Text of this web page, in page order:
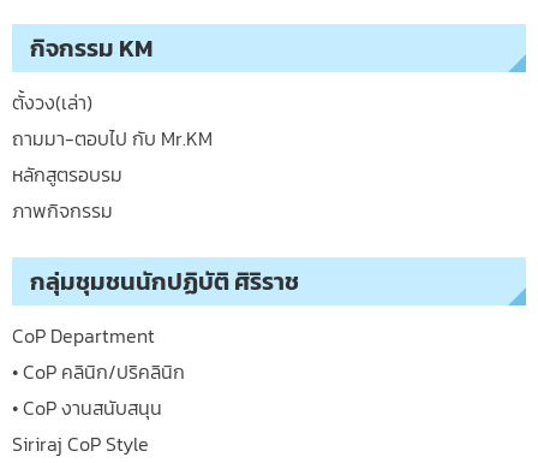
กิจกรรม KM
ตั้งวง(เล่า)
ถามมา-ตอบไป กับ Mr.KM
หลักสูตรอบรม
ภาพกิจกรรม
กลุ่มชุมชนนักปฏิบัติ ศิริราช
CoP Department
• CoP คลินิก/ปริคลินิก
• CoP งานสนับสนุน
Siriraj CoP Style